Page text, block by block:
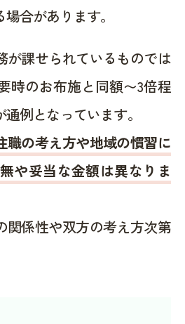
合があります。
が課せられているものでは
時のお布施と同額〜3倍程
例となっています。
職の考え方や地域の慣習に
や妥当な金額は異なりま
関係性や双方の考え方次第